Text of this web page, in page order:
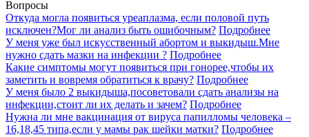
Вопросы
Откуда могла появиться уреаплазма, если половой путь
исключен?Мог ли анализ быть ошибочным? Подробнее
У меня уже был искусственный абортом и выкидыш.Мне
нужно сдать мазки на инфекции ? Подробнее
Какие симптомы могут появиться при гонорее,чтобы их
заметить и вовремя обратиться к врачу? Подробнее
У меня было 2 выкидыша,посоветовали сдать анализы на
инфекции,стоит ли их делать и зачем? Подробнее
Нужна ли мне вакцинация от вируса папилломы человека –
16,18,45 типа,если у мамы рак шейки матки? Подробнее